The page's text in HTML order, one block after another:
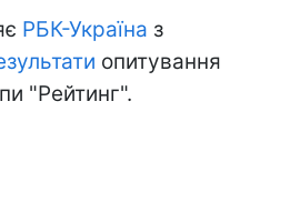
РБК-Україна з
опитування
"Рейтинг".